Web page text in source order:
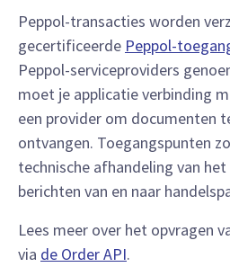
Peppol-transacties worden
gecertificeerde Peppol-
Peppol-serviceproviders
moet je applicatie verbinding
een provider om documenten
ontvangen. Toegangspunten
technische afhandeling van
berichten van en naar
Lees meer over het opvragen
via de Order API.